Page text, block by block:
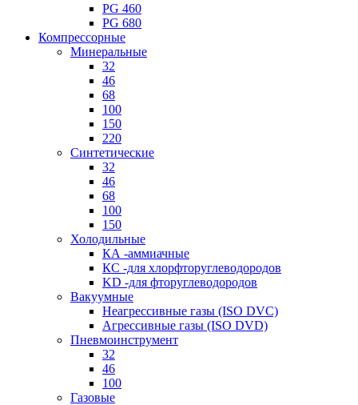
PG 460
PG 680
Компрессорные
Минеральные
32
46
68
100
150
220
Синтетические
32
46
68
100
150
Холодильные
КА -аммиачные
КС -для хлорфторуглеводородов
KD -для фторуглеводородов
Вакуумные
Неагрессивные газы (ISO DVC)
Агрессивные газы (ISO DVD)
Пневмоинструмент
32
46
100
Газовые